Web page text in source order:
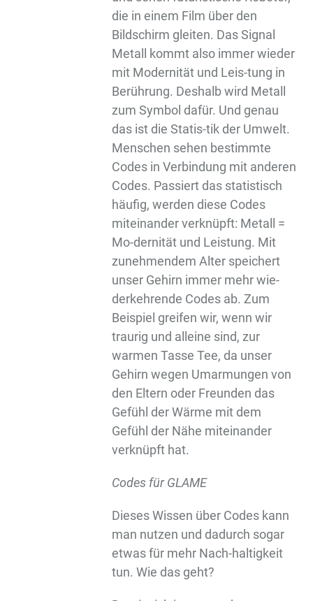
die in einem Film über den
Bildschirm gleiten. Das Signal
Metall kommt also immer wieder
mit Modernität und Leis-tung in
Berührung. Deshalb wird Metall
zum Symbol dafür. Und genau
das ist die Statis-tik der Umwelt.
Menschen sehen bestimmte
Codes in Verbindung mit anderen
Codes. Passiert das statistisch
häufig, werden diese Codes
miteinander verknüpft: Metall =
Mo-dernität und Leistung. Mit
zunehmendem Alter speichert
unser Gehirn immer mehr wie-
derkehrende Codes ab. Zum
Beispiel greifen wir, wenn wir
traurig und alleine sind, zur
warmen Tasse Tee, da unser
Gehirn wegen Umarmungen von
den Eltern oder Freunden das
Gefühl der Wärme mit dem
Gefühl der Nähe miteinander
verknüpft hat.
Codes für GLAME
Dieses Wissen über Codes kann
man nutzen und dadurch sogar
etwas für mehr Nach-haltigkeit
tun. Wie das geht?